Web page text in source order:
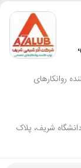
روانکارهای
از دانشگاه شریف، پلاک